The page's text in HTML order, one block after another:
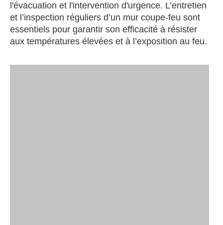
l'évacuation et l'intervention d'urgence. L’entretien
et l’inspection réguliers d’un mur coupe-feu sont
essentiels pour garantir son efficacité à résister
aux températures élevées et à l’exposition au feu.